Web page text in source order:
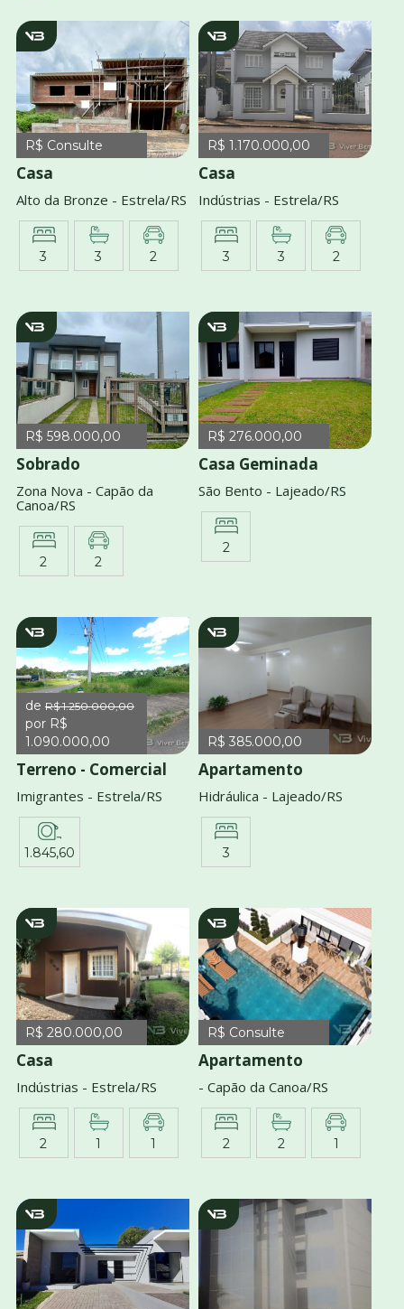
v1481
R$ Consulte
Casa
Alto da Bronze - Estrela/RS
3 3 2
v3015
R$ 1.170.000,00
Casa
Indústrias - Estrela/RS
3 3 2
v2955
R$ 598.000,00
Sobrado
Zona Nova - Capão da
Canoa/RS
2 2
V3913
R$ 276.000,00
Casa Geminada
São Bento - Lajeado/RS
2
v953
de R$ 1.250.000,00
por R$
1.090.000,00
Terreno - Comercial
Imigrantes - Estrela/RS
1.845,60
V1943
R$ 385.000,00
Apartamento
Hidráulica - Lajeado/RS
3
v1491
R$ 280.000,00
Casa
Indústrias - Estrela/RS
2 1 1
v2943
R$ Consulte
Apartamento
- Capão da Canoa/RS
2 2 1
v4100 v705